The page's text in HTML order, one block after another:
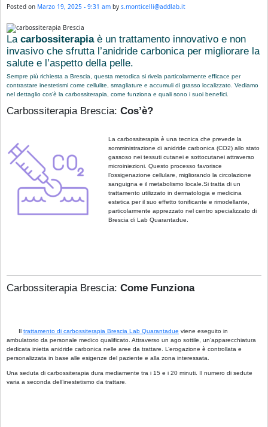
Posted on Marzo 19, 2025 - 9:31 am by s.monticelli@addlab.it
La carbossiterapiaè un trattamento innovativo e non
invasivo che sfrutta l’anidride carbonica per migliorare la
salute e l’aspetto della pelle.
Sempre più richiesta a Brescia, questa metodica si rivela particolarmente efficace per
contrastare inestetismi come cellulite, smagliature e accumuli di grasso localizzato. Vediamo
nel dettaglio cos’è la carbossiterapia, come funziona e quali sono i suoi benefici.
Carbossiterapia Brescia: Cos’è?
La carbossiterapia è una tecnica che prevede la
somministrazione di anidride carbonica (CO2) allo stato
gassoso nei tessuti cutanei e sottocutanei attraverso
microiniezioni. Questo processo favorisce
l’ossigenazione cellulare, migliorando la circolazione
sanguigna e il metabolismo locale.Si tratta di un
trattamento utilizzato in dermatologia e medicina
estetica per il suo effetto tonificante e rimodellante,
particolarmente apprezzato nel centro specializzato di
Brescia di Lab Quarantadue.
Carbossiterapia Brescia: Come Funziona
Il trattamento di carbossiterapia Brescia Lab Quarantadue viene eseguito in
ambulatorio da personale medico qualificato. Attraverso un ago sottile, un’apparecchiatura
dedicata inietta anidride carbonica nelle aree da trattare. L’erogazione è controllata e
personalizzata in base alle esigenze del paziente e alla zona interessata.
Una seduta di carbossiterapia dura mediamente tra i 15 e i 20 minuti. Il numero di sedute
varia a seconda dell’inestetismo da trattare.